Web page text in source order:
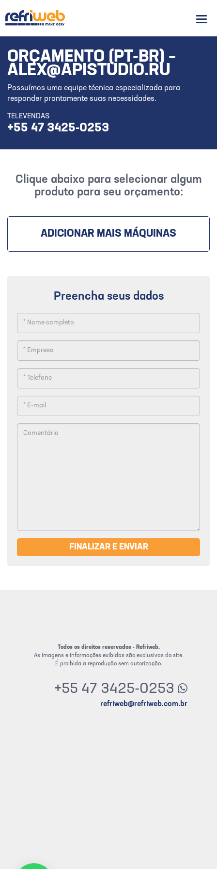
ORÇAMENTO (PT-BR) –
ALEX@APISTUDIO.RU
Possuímos uma equipe técnica especializada para
responder prontamente suas necessidades.
TELEVENDAS
+55 47 3425-0253
Clique abaixo para selecionar algum
produto para seu orçamento:
ADICIONAR MAIS MÁQUINAS
Preencha seus dados
FINALIZAR E ENVIAR
Todos os direitos reservados - Refriweb.
As imagens e informações exibidas são exclusivas do site.
É proibida a reprodução sem autorização.
+55 47 3425-0253
refriweb@refriweb.com.br